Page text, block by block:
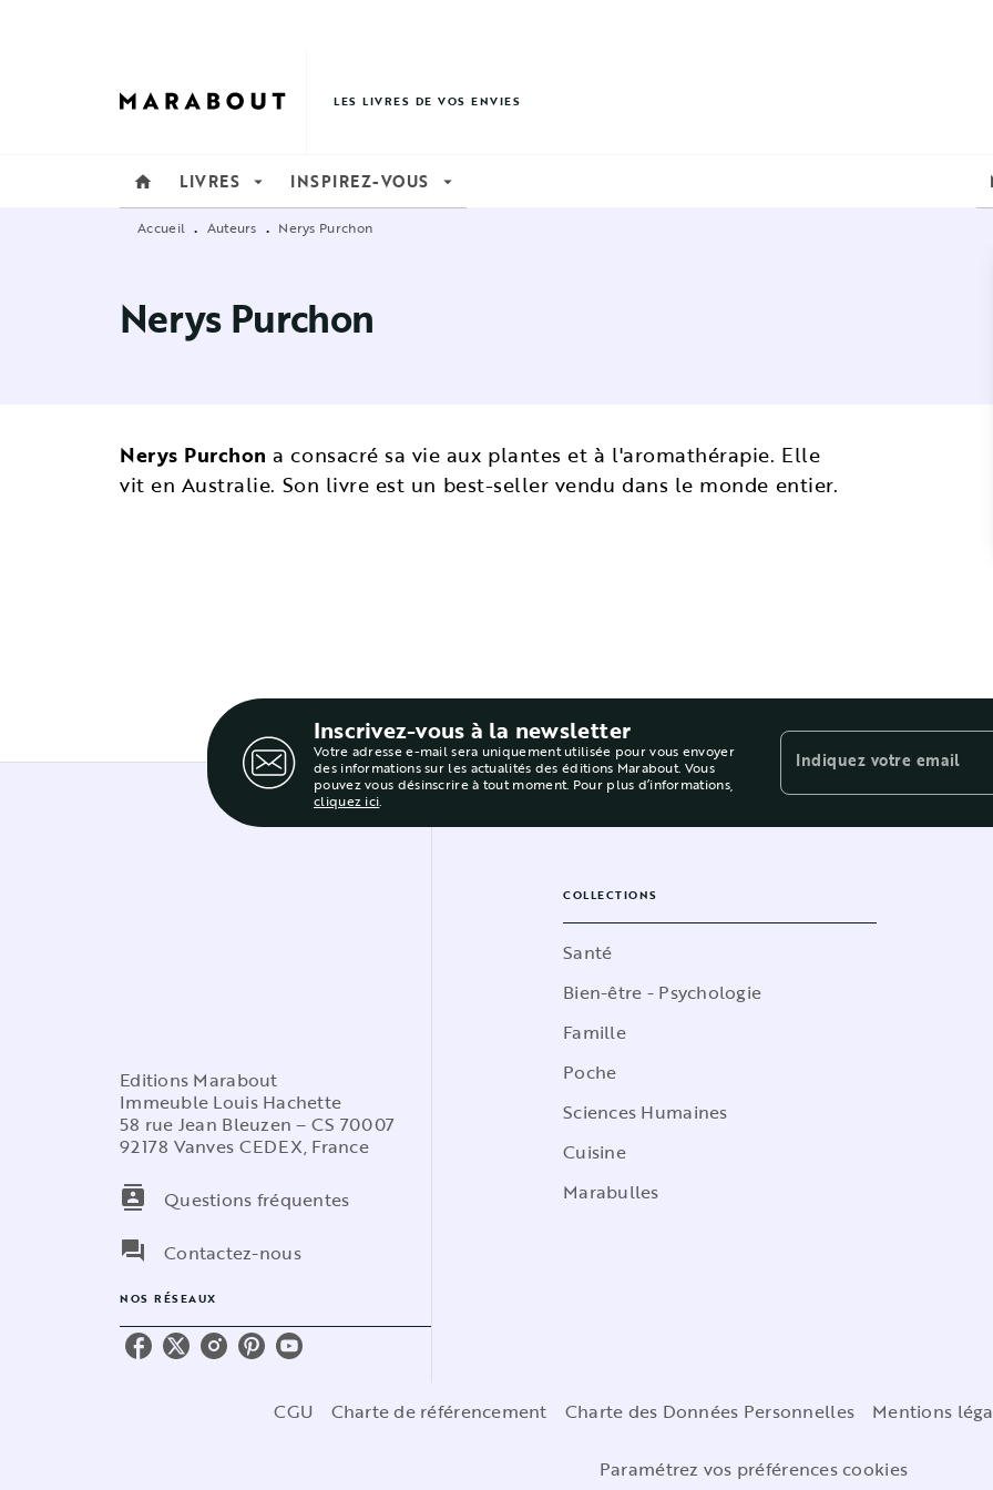
LES LIVRES DE VOS ENVIES
home LIVRES arrow_drop_down INSPIREZ-VOUS arrow_drop_down
Accueil • Auteurs • Nerys Purchon
Nerys Purchon
Nerys Purchon a consacré sa vie aux plantes et à l'aromathérapie. Elle
vit en Australie. Son livre est un best-seller vendu dans le monde entier.
Inscrivez-vous à la newsletter
Votre adresse e-mail sera uniquement utilisée pour vous envoyer
des informations sur les actualités des éditions Marabout. Vous
pouvez vous désinscrire à tout moment. Pour plus d’informations,
cliquez ici.
Indiquez votre email
Editions Marabout
Immeuble Louis Hachette
58 rue Jean Bleuzen – CS 70007
92178 Vanves CEDEX, France
contacts
Questions fréquentes
question_answer
Contactez-nous
NOS RÉSEAUX
COLLECTIONS
Santé
Bien-être - Psychologie
Famille
Poche
Sciences Humaines
Cuisine
Marabulles
CGU Charte de référencement Charte des Données Personnelles Mentions
Paramétrez vos préférences cookies